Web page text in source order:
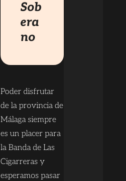
Sob
era
no
Poder disfrutar
de la provincia de
Málaga siempre
es un placer para
la Banda de Las
Cigarreras y
esperamos pasar